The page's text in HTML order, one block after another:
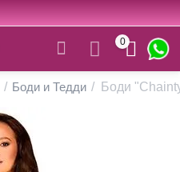
0
/ Боди и Тедди / Боди